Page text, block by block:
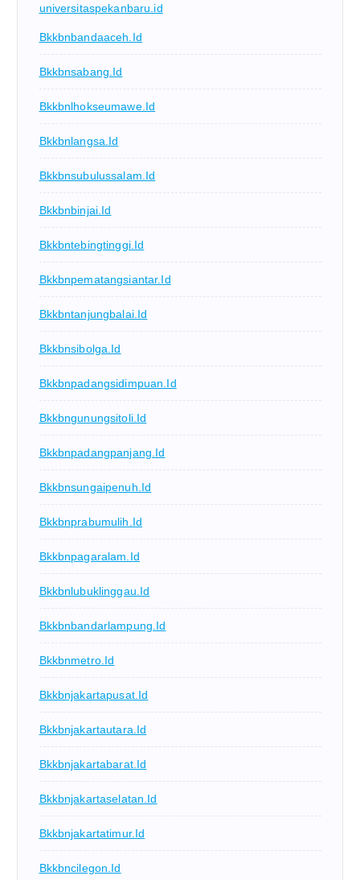
universitaspekanbaru.id
Bkkbnbandaaceh.id
Bkkbnsabang.id
Bkkbnlhokseumawe.id
Bkkbnlangsa.id
Bkkbnsubulussalam.id
Bkkbnbinjai.id
Bkkbntebingtinggi.id
Bkkbnpematangsiantar.id
Bkkbntanjungbalai.id
Bkkbnsibolga.id
Bkkbnpadangsidimpuan.id
Bkkbngunungsitoli.id
Bkkbnpadangpanjang.id
Bkkbnsungaipenuh.id
Bkkbnprabumulih.id
Bkkbnpagaralam.id
Bkkbnlubuklinggau.id
Bkkbnbandarlampung.id
Bkkbnmetro.id
Bkkbnjakartapusat.id
Bkkbnjakartautara.id
Bkkbnjakartabarat.id
Bkkbnjakartaselatan.id
Bkkbnjakartatimur.id
Bkkbncilegon.id